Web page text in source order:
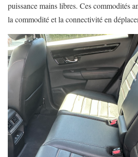
puissance mains libres. Ces commodités
la commodité et la connectivité en